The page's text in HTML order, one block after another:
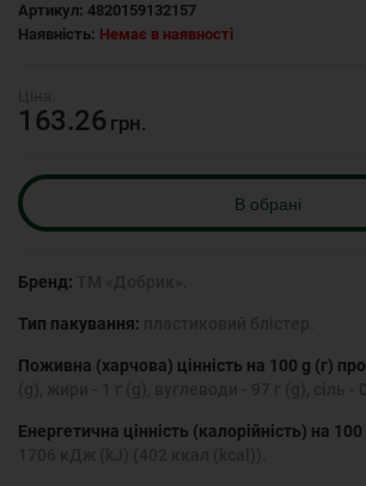
Артикул: 4820159132157
Наявність: Немає в наявності
163.26 грн.
В обрані
Бренд:
Тип пакування:
Поживна (харчова) цінність на 100 g (г)
Енергетична цінність (калорійність) на